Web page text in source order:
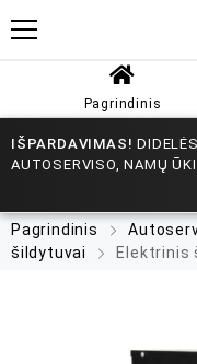
Pagrindinis
IŠPARDAVIMAS!
AUTOSERVISO, NAMŲ
Pagrindinis
šildytuvai
Elektrinis